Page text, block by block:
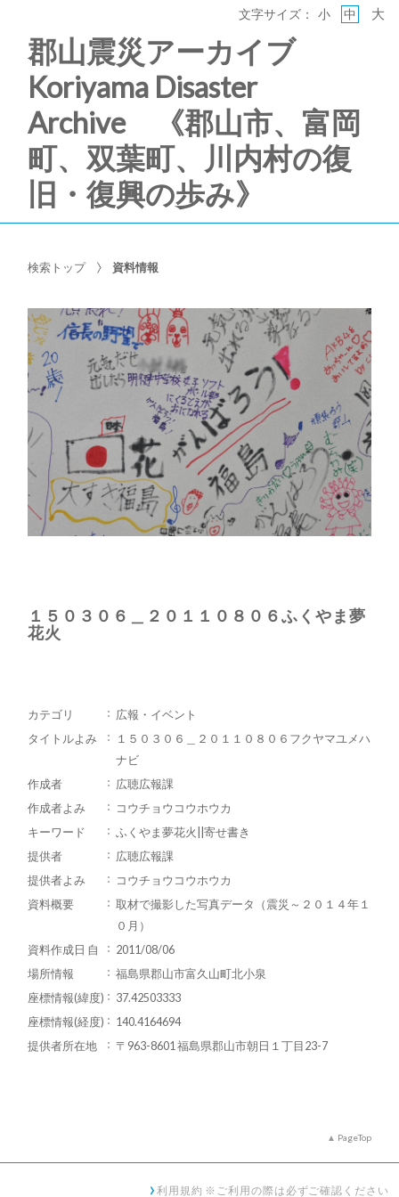
郡山震災アーカイブ
Koriyama Disaster
Archive 《郡山市、富岡
町、双葉町、川内村の復
旧・復興の歩み》
文字サイズ： 小 中 大
検索トップ 資料情報
１５０３０６＿２０１１０８０６ふくやま夢
花火
カテゴリ
広報・イベント
タイトルよみ
１５０３０６＿２０１１０８０６フクヤマユメハ
ナビ
作成者
広聴広報課
作成者よみ
コウチョウコウホウカ
キーワード
ふくやま夢花火||寄せ書き
提供者
広聴広報課
提供者よみ
コウチョウコウホウカ
資料概要
取材で撮影した写真データ（震災～２０１４年１
０月）
資料作成日 自
2011/08/06
場所情報
福島県郡山市富久山町北小泉
座標情報(緯度)
37.42503333
座標情報(経度)
140.4164694
提供者所在地
〒963-8601 福島県郡山市朝日１丁目23-7
PageTop
利用規約 ※ご利用の際は必ずご確認ください